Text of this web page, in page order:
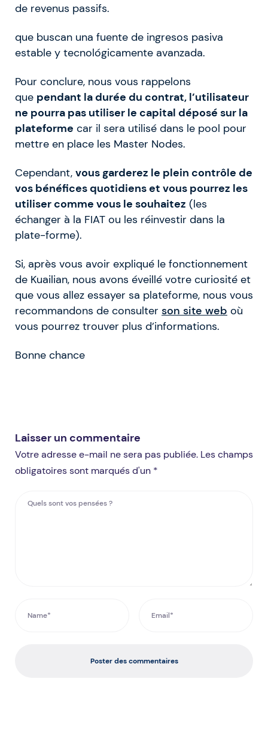
de revenus passifs.
que buscan una fuente de ingresos pasiva
estable y tecnológicamente avanzada.
Pour conclure, nous vous rappelons
que pendant la durée du contrat, l’utilisateur
ne pourra pas utiliser le capital déposé sur la
plateforme car il sera utilisé dans le pool pour
mettre en place les Master Nodes.
Cependant, vous garderez le plein contrôle de
vos bénéfices quotidiens et vous pourrez les
utiliser comme vous le souhaitez (les
échanger à la FIAT ou les réinvestir dans la
plate-forme).
Si, après vous avoir expliqué le fonctionnement
de Kuailian, nous avons éveillé votre curiosité et
que vous allez essayer sa plateforme, nous vous
recommandons de consulter son site web où
vous pourrez trouver plus d’informations.
Bonne chance
Laisser un commentaire
Votre adresse e-mail ne sera pas publiée. Les champs
obligatoires sont marqués d'un *
Poster des commentaires